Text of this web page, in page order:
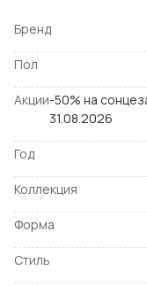
Бренд
Пол
Акции-50% на
31.08.2026
Год
Коллекция
Форма
Стиль